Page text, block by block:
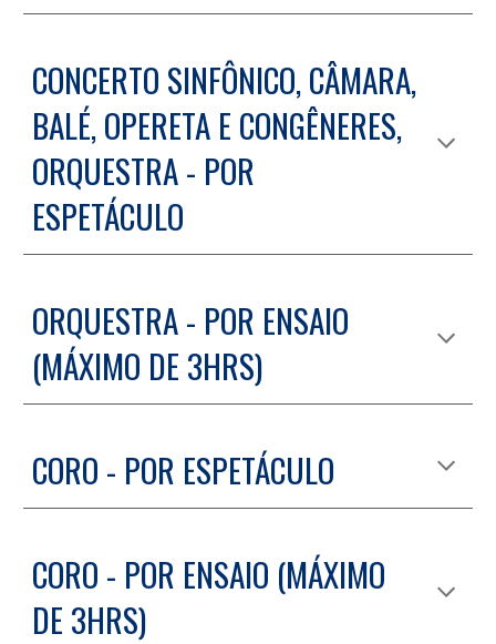
CONCERTO SINFÔNICO, CÂMARA,
BALÉ, OPERETA E CONGÊNERES,
ORQUESTRA - POR
ESPETÁCULO
ORQUESTRA - POR ENSAIO
(MÁXIMO DE 3HRS)
CORO - POR ESPETÁCULO
CORO - POR ENSAIO (MÁXIMO
DE 3HRS)